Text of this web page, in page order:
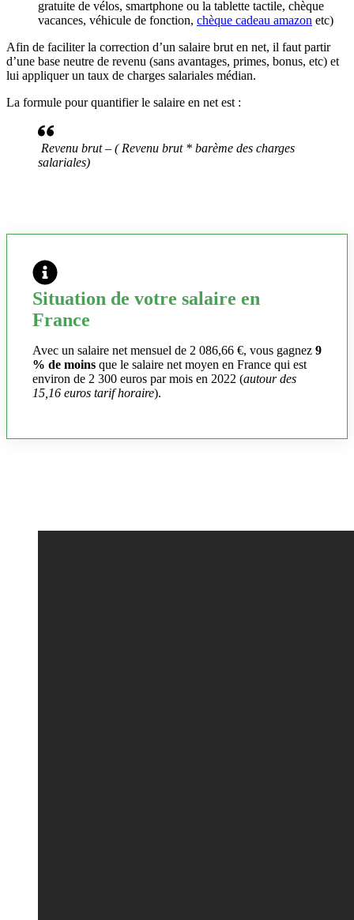
gratuite de vélos, smartphone ou la tablette tactile, chèque
vacances, véhicule de fonction, chèque cadeau amazon etc)
Afin de faciliter la correction d’un salaire brut en net, il faut partir
d’une base neutre de revenu (sans avantages, primes, bonus, etc) et
lui appliquer un taux de charges salariales médian.
La formule pour quantifier le salaire en net est :
Revenu brut – ( Revenu brut * barème des charges
salariales)
Situation de votre salaire en
France
Avec un salaire net mensuel de 2 086,66 €, vous gagnez 9
% de moins que le salaire net moyen en France qui est
environ de 2 300 euros par mois en 2022 (autour des
15,16 euros tarif horaire).